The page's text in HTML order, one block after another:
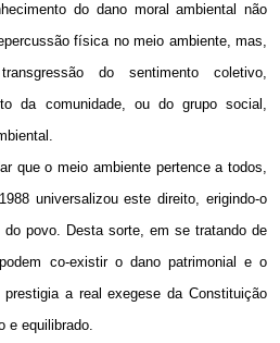
do dano moral ambiental não
física no meio ambiente, mas,
do sentimento coletivo,
da comunidade, ou do grupo social,
que o meio ambiente pertence a todos,
universalizou este direito, erigindo-o
povo. Desta sorte, em se tratando de
co-existir o dano patrimonial e o
a real exegese da Constituição
e equilibrado.